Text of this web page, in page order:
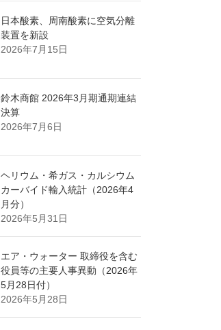
日本酸素、周南酸素に空気分離
装置を新設
2026年7月15日
鈴木商館 2026年3月期通期連結
決算
2026年7月6日
ヘリウム・希ガス・カルシウム
カーバイド輸入統計（2026年4
月分）
2026年5月31日
エア・ウォーター 取締役を含む
役員等の主要人事異動（2026年
5月28日付）
2026年5月28日